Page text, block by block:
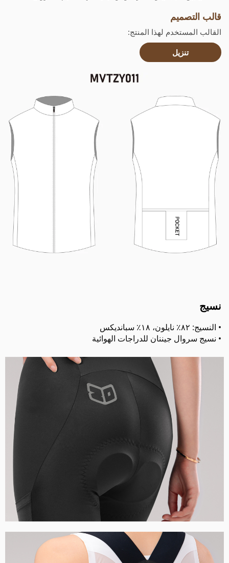
قالب التصميم
القالب المستخدم لهذا المنتج:
تنزيل
نسيج
• النسيج: ٨٢٪ نايلون، ١٨٪ سبانديكس
• نسيج سروال جيننان للدراجات الهوائية